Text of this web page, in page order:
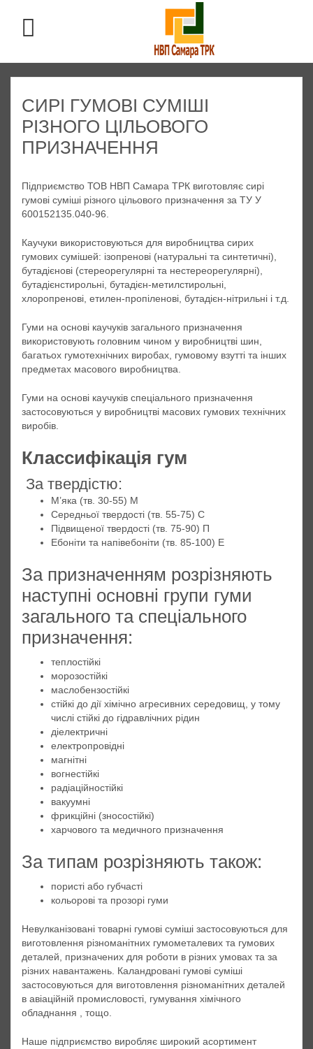
СИРІ ГУМОВІ СУМІШІ
РІЗНОГО ЦІЛЬОВОГО
ПРИЗНАЧЕННЯ
Підприємство ТОВ НВП Самара ТРК виготовляє сирі
гумові суміші різного цільового призначення за ТУ У
600152135.040-96.
Каучуки використовуються для виробництва сирих
гумових сумішей: ізопренові (натуральні та синтетичні),
бутадієнові (стереорегулярні та нестереорегулярні),
бутадієнстирольні, бутадієн-метилстирольні,
хлоропренові, етилен-пропіленові, бутадієн-нітрильні і т.д.
Гуми на основі каучуків загального призначення
використовують головним чином у виробництві шин,
багатьох гумотехнічних виробах, гумовому взутті та інших
предметах масового виробництва.
Гуми на основі каучуків спеціального призначення
застосовуються у виробництві масових гумових технічних
виробів.
Классифікація гум
За твердістю:
М’яка (тв. 30-55) М
Середньої твердості (тв. 55-75) С
Підвищеної твердості (тв. 75-90) П
Ебоніти та напівебоніти (тв. 85-100) Е
За призначенням розрізняють
наступні основні групи гуми
загального та спеціального
призначення:
теплостійкі
морозостійкі
маслобензостійкі
стійкі до дії хімічно агресивних середовищ, у тому
числі стійкі до гідравлічних рідин
діелектричні
електропровідні
магнітні
вогнестійкі
радіаційностійкі
вакуумні
фрикційні (зносостійкі)
харчового та медичного призначення
За типам розрізняють також:
пористі або губчасті
кольорові та прозорі гуми
Невулканізовані товарні гумові суміші застосовуються для
виготовлення різноманітних гумометалевих та гумових
деталей, призначених для роботи в різних умовах та за
різних навантажень. Каландровані гумові суміші
застосовуються для виготовлення різноманітних деталей
в авіаційній промисловості, гумування хімічного
обладнання , тощо.
Наше підприємство виробляє широкий асортимент